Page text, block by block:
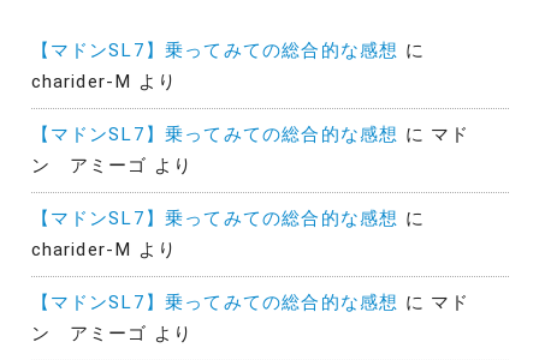
【マドンSL7】乗ってみての総合的な感想 に
charider-M より
【マドンSL7】乗ってみての総合的な感想 に マド
ン アミーゴ より
【マドンSL7】乗ってみての総合的な感想 に
charider-M より
【マドンSL7】乗ってみての総合的な感想 に マド
ン アミーゴ より